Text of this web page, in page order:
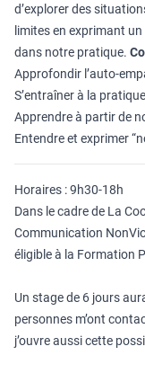
d’explorer des
limites en exprimant un
dans notre pratique.
Approfondir l’auto-
S’entraîner à la
Apprendre à partir de
Entendre et exprimer
Horaires : 9h30-18h
Dans le cadre de La
Communication
éligible à la Formation
Un stage de 6 jours
personnes m’ont
j’ouvre aussi cette